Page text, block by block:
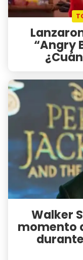
“Angry
Walker
momento